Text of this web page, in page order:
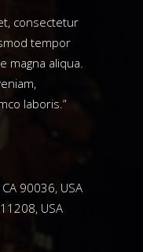
consectetur
tempor
magna aliqua.
laboris.”
90036, USA
USA